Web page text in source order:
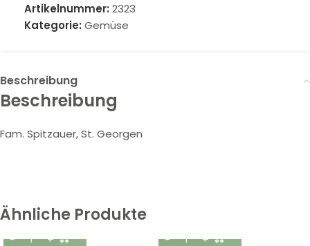
Artikelnummer: 2323
Kategorie: Gemüse
Beschreibung
Beschreibung
Fam. Spitzauer, St. Georgen
Ähnliche Produkte